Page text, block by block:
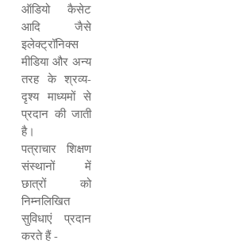
ऑडियो कैसेट
आदि जैसे
इलेक्ट्रॉनिक्स
मीडिया और अन्य
तरह के श्रव्य-
दृश्य माध्यमों से
प्रदान की जाती
है।
पत्राचार शिक्षण
संस्थानों में
छात्रों को
निम्नलिखित
सुविधाएं प्रदान
करते हैं -